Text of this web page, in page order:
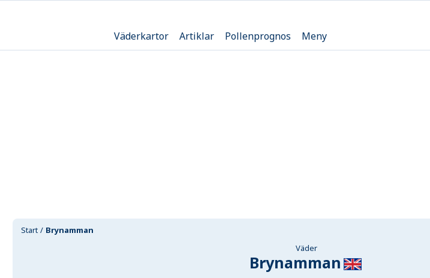
Väderkartor Artiklar Pollenprognos Meny
Start Brynamman
Väder
Brynamman